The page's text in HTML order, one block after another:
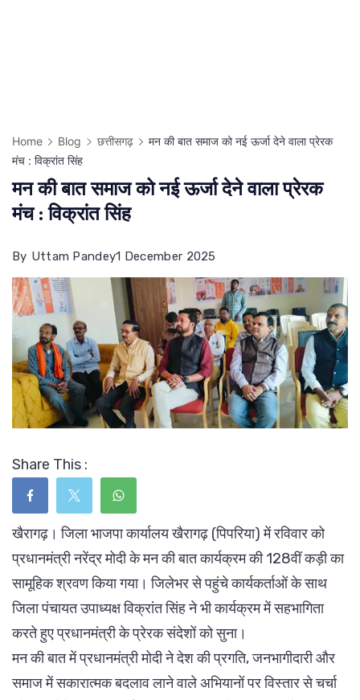
Home Blog छत्तीसगढ़
मन की बात समाज को नई ऊर्जा देने वाला प्रेरक
मंच : विक्रांत सिंह
मन की बात समाज को नई ऊर्जा देने वाला प्रेरक
मंच : विक्रांत सिंह
By Uttam Pandey1 December 2025
Share This :
खैरागढ़। जिला भाजपा कार्यालय खैरागढ़ (पिपरिया) में रविवार को
प्रधानमंत्री नरेंद्र मोदी के मन की बात कार्यक्रम की 128वीं कड़ी का
सामूहिक श्रवण किया गया। जिलेभर से पहुंचे कार्यकर्ताओं के साथ
जिला पंचायत उपाध्यक्ष विक्रांत सिंह ने भी कार्यक्रम में सहभागिता
करते हुए प्रधानमंत्री के प्रेरक संदेशों को सुना।
मन की बात में प्रधानमंत्री मोदी ने देश की प्रगति, जनभागीदारी और
समाज में सकारात्मक बदलाव लाने वाले अभियानों पर विस्तार से चर्चा